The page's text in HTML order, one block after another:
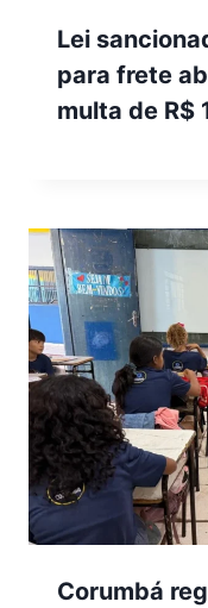
Lei
para frete
multa de R$
Corumbá